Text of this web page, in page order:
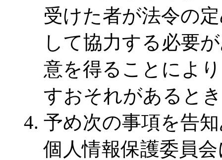
受けた者が法令の
して協力する必要
意を得ることによ
すおそれがあるとき
予め次の事項を告
個人情報保護委員